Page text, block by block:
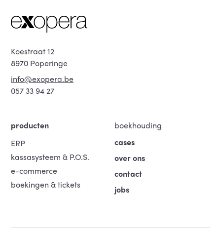
Koestraat 12
8970 Poperinge
info@exopera.be
057 33 94 27
producten
ERP
kassasysteem & P.O.S.
e-commerce
boekingen & tickets
boekhouding
cases
over ons
contact
jobs